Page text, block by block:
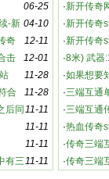
06-25
04-10
-新
12-11
奇
12-01
击
11-28
11-28
合
11-11
后同
11-11
11-11
11-11
有三
·新开传奇
·新开传奇
家必知的
·新开传奇
奇sf
·8米) 武器
·如果想要
·三端互通
传
·三端互通
袭
·热血传奇
传奇s
·传奇三端
·传奇三端